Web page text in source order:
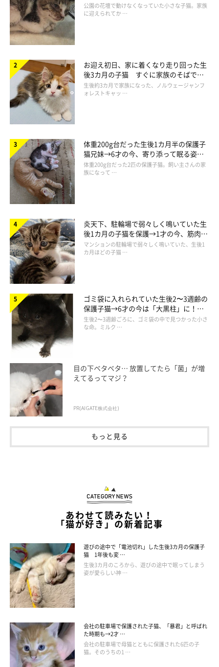
「動物×食べ物」の斬新な組み合わせにトキ
エビフライなネコ/brooch
@roro.11.21
ROROさんは猫以外にも、犬やハリネズミ、リスなど、さまざま
な動物をモチーフにしたものを制作しているのですが、それらが
食べ物と組み合わさることで生まれる独特の世界観に惹き込まれ
ン。モコモコした毛並みは羊毛を丸めて一つひとつ刺し込んで表
現しているのだそう。エビフライのサクッとした衣感が伝わって
と“姉妹”のような関係に
公園の花壇で動けなくなっていた小さな子猫。家族
に迎えられてか …
お迎え初日、家に着くなり走り回った生
後3カ月の子猫 すぐに家族のそばで落
ち着く姿に「迎えてよかった」
生後約3カ月で家族になった、ノルウェージャンフ
ォレストキャッ …
体重200g台だった生後1カ月半の保護子
猫兄妹→6才の今、寄り添って眠る姿に
ほっこり！
体重200g台だった2匹の保護子猫。飼い主さんの家
族になって …
炎天下、駐輪場で弱々しく鳴いていた生
後1カ月の子猫を保護→1才の今、筋肉質
でツンデレなコに成長
マンションの駐輪場で弱々しく鳴いていた、生後1
カ月ほどの子猫 …
ゴミ袋に入れられていた生後2〜3週齢の
保護子猫→6才の今は「大黒柱」に！
美しい黒猫に成長した姿にグッとくる
生後2〜3週齢ごろに、ゴミ袋の中で見つかった小さ
な命。ミルク …
目の下ベタベタ… 放置してたら「菌」が増
えてるってマジ？
PR(AIGATE株式会社)
もっと見る
あわせて読みたい！
「猫が好き」の新着記事
遊びの途中で「電池切れ」した生後3カ月の保護子
猫 1年後も変 …
生後3カ月のころから、遊びの途中で眠ってしまう
姿が愛らしい神 …
会社の駐車場で保護された子猫、「暴君」と呼ばれ
た時期も→2才 …
会社の駐車場で母猫とともに保護された6匹の子
猫。そのうちの1 …